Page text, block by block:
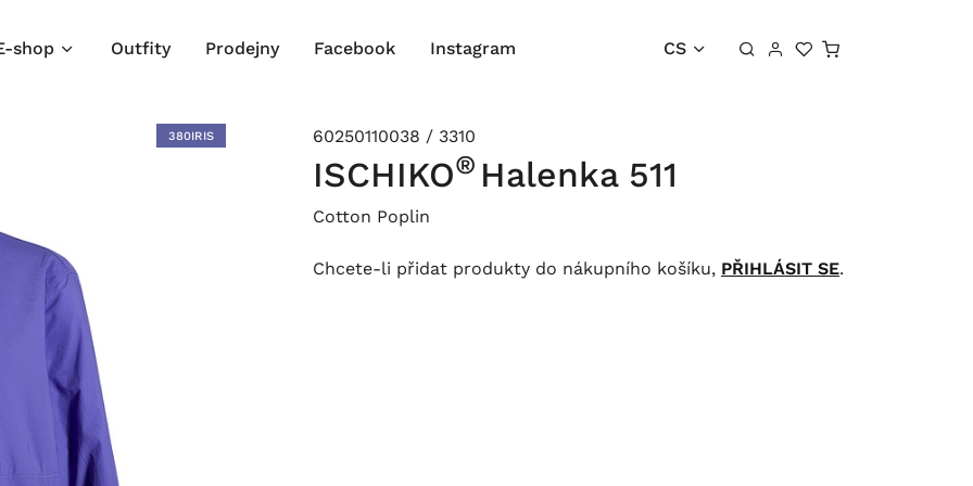
Košík
shop Outfity Prodejny Facebook Instagram CS
380IRIS 60250110038 / 3310
ISCHIKO® Halenka 511
Cotton Poplin
Chcete-li přidat produkty do nákupního košíku, PŘIHLÁSIT SE.